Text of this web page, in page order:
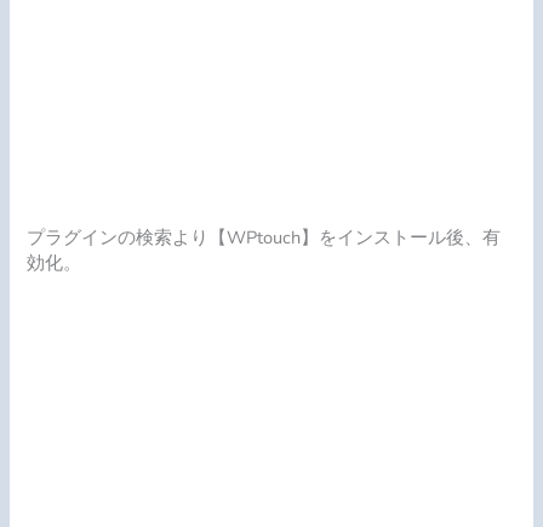
プラグインの検索より【WPtouch】をインストール後、有
効化。